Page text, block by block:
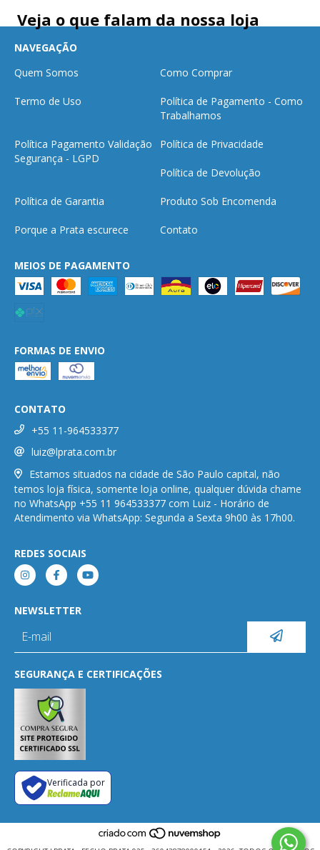
Veja o que falam da nossa loja
NAVEGAÇÃO
Quem Somos
Como Comprar
Termo de Uso
Política de Pagamento - Como
Trabalhamos
Política Pagamento Validação
Segurança - LGPD
Política de Privacidade
Política de Devolução
Política de Garantia Produto Sob Encomenda
Porque a Prata escurece Contato
MEIOS DE PAGAMENTO
FORMAS DE ENVIO
CONTATO
+55 11-964533377
luiz@lprata.com.br
Estamos situados na cidade de São Paulo capital, não
temos loja física, somente loja online, qualquer dúvida chame
no WhatsApp +55 11 964533377 com Luiz - Horário de
Atendimento via WhatsApp: Segunda a Sexta 9h00 às 17h00.
REDES SOCIAIS
NEWSLETTER
SEGURANÇA E CERTIFICAÇÕES
Verificada por